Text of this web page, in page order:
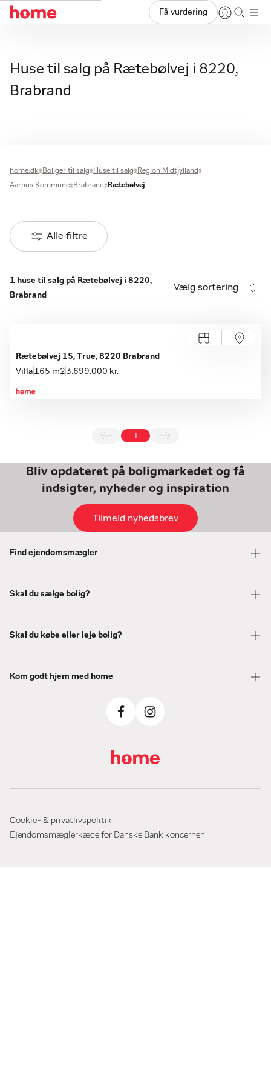
Få vurdering
Huse til salg på Rætebølvej i 8220,
Brabrand
home.dk Boliger til salg Huse til salg
Region Midtjylland
Aarhus Kommune
Brabrand Rætebølvej
Alle filtre
1 huse til salg på Rætebølvej i 8220,
Brabrand
Vælg sortering
Rætebølvej 15, True, 8220 Brabrand
Villa 165 m2 3.699.000 kr.
Bliv opdateret på boligmarkedet og få
indsigter, nyheder og inspiration
Tilmeld nyhedsbrev
Find ejendomsmægler
Skal du sælge bolig?
Skal du købe eller leje bolig?
Kom godt hjem med home
Cookie- & privatlivspolitik
Ejendomsmæglerkæde for Danske Bank koncernen